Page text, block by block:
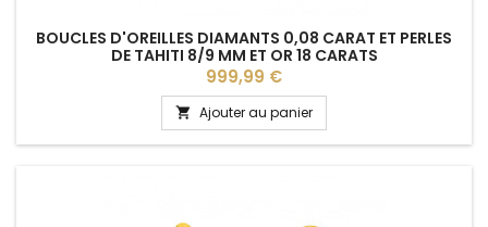
BOUCLES D'OREILLES DIAMANTS 0,08 CARAT ET PERLES
DE TAHITI 8/9 MM ET OR 18 CARATS
Prix
999,99 €
 Ajouter au panier